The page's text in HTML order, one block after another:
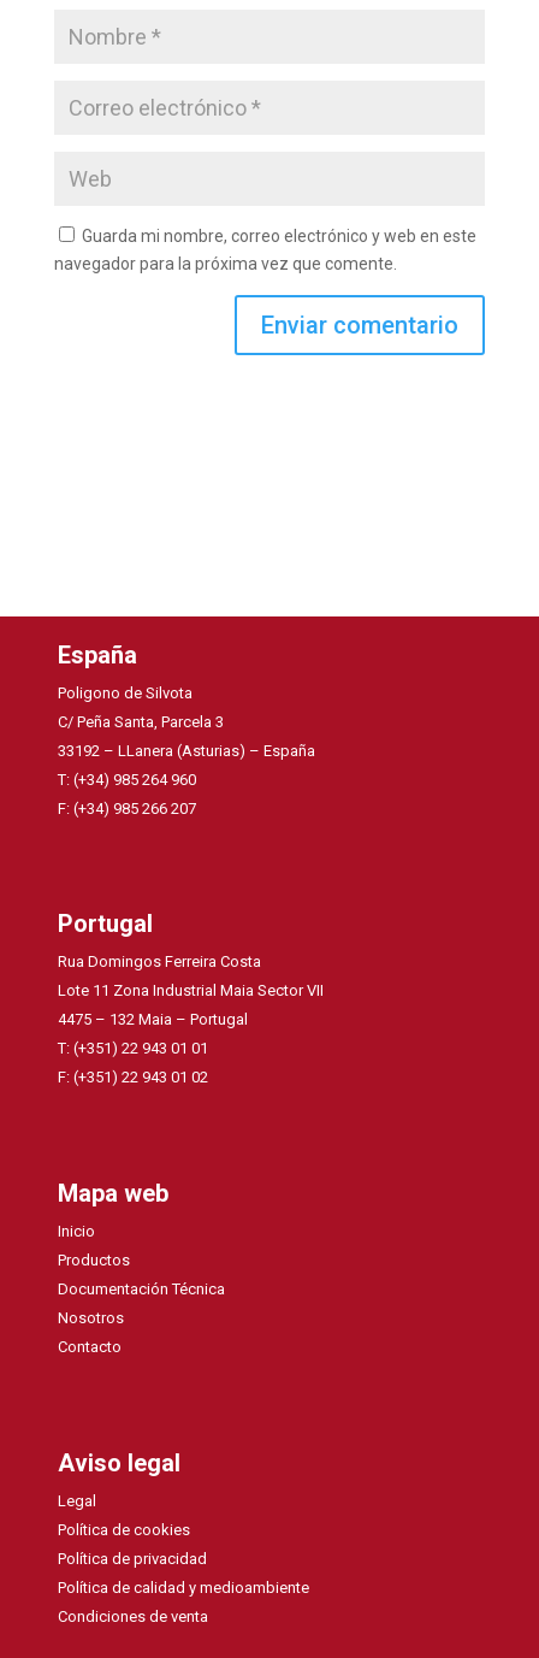
Guarda mi nombre, correo electrónico y web en este
navegador para la próxima vez que comente.
España
Poligono de Silvota
C/ Peña Santa, Parcela 3
33192 – LLanera (Asturias) – España
T: (+34) 985 264 960
F: (+34) 985 266 207
Portugal
Rua Domingos Ferreira Costa
Lote 11 Zona Industrial Maia Sector VII
4475 – 132 Maia – Portugal
T: (+351) 22 943 01 01
F: (+351) 22 943 01 02
Mapa web
Inicio
Productos
Documentación Técnica
Nosotros
Contacto
Aviso legal
Legal
Política de cookies
Política de privacidad
Política de calidad y medioambiente
Condiciones de venta